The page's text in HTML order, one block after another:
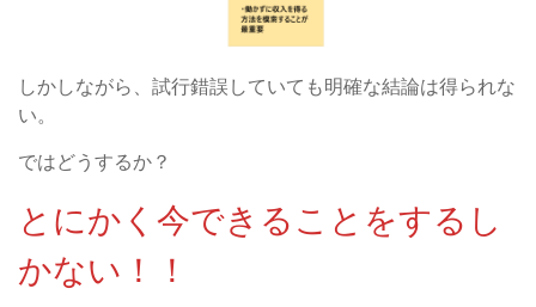
しかしながら、試行錯誤していても明確な結論は得られな
い。
ではどうするか？
とにかく今できることをするし
かない！！